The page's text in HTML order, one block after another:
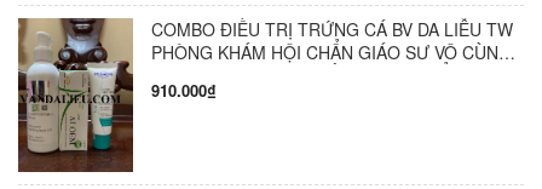
COMBO ĐIỀU TRỊ TRỨNG CÁ BV DA LIỄU TW
PHÒNG KHÁM HỘI CHẨN GIÁO SƯ VÔ CÙNG
910.000₫